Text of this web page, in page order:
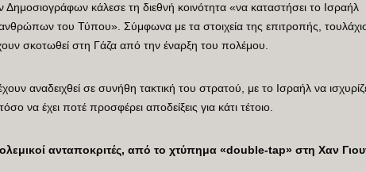
κάλεσε τη διεθνή κοινότητα «να καταστήσει το Ισραήλ
ανθρώπων του Τύπου». Σύμφωνα με τα στοιχεία της επιτροπής,
σκοτωθεί στη Γάζα από την έναρξη του πολέμου.
αναδειχθεί σε συνήθη τακτική του στρατού, με το Ισραήλ να
να έχει ποτέ προσφέρει αποδείξεις για κάτι τέτοιο.
ανταποκριτές, από το χτύπημα «double-tap» στη Χαν